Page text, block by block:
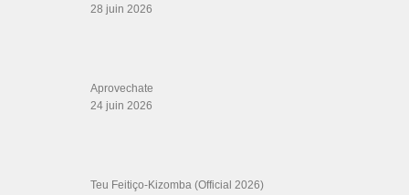
28 juin 2026
Aprovechate
24 juin 2026
Teu Feitiço-Kizomba (Official 2026)